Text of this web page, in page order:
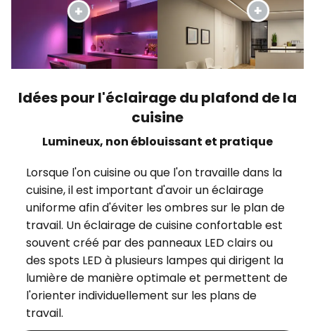
Idées pour l'éclairage du plafond de la
cuisine
Lumineux, non éblouissant et pratique
Lorsque l'on cuisine ou que l'on travaille dans la
cuisine, il est important d'avoir un éclairage
uniforme afin d'éviter les ombres sur le plan de
travail. Un éclairage de cuisine confortable est
souvent créé par des panneaux LED clairs ou
des spots LED à plusieurs lampes qui dirigent la
lumière de manière optimale et permettent de
l'orienter individuellement sur les plans de
travail.